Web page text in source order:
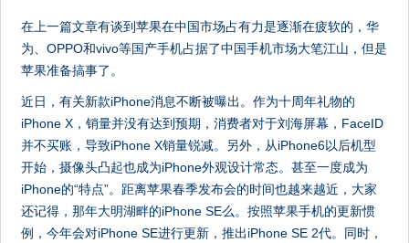
在上一篇文章有谈到苹果在中国市场占有力是逐渐在疲软的，华
为、OPPO和vivo等国产手机占据了中国手机市场大笔江山，但是
苹果准备搞事了。
近日，有关新款iPhone消息不断被曝出。作为十周年礼物的
iPhone X，销量并没有达到预期，消费者对于刘海屏幕，FaceID
并不买账，导致iPhone X销量锐减。另外，从iPhone6以后机型
开始，摄像头凸起也成为iPhone外观设计常态。甚至一度成为
iPhone的“特点”。距离苹果春季发布会的时间也越来越近，大家
还记得，那年大明湖畔的iPhone SE么。按照苹果手机的更新惯
例，今年会对iPhone SE进行更新，推出iPhone SE 2代。同时，